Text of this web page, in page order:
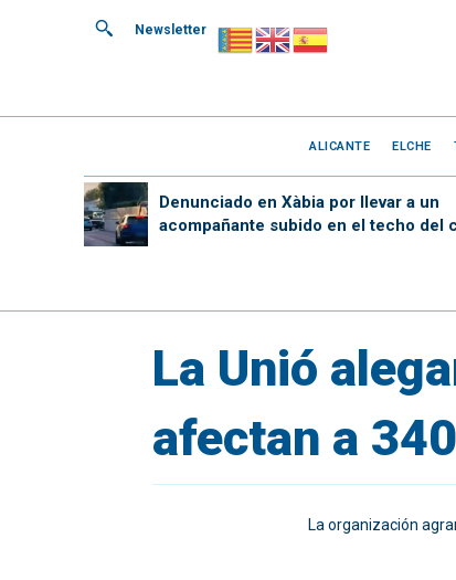
Newsletter
ALICANTE ELCHE
Denunciado en Xàbia por llevar a un
acompañante subido en el techo del
La Unió
afectan a
La organización